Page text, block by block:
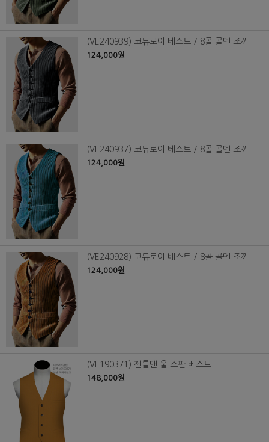
(VE240939) 코듀로이 베스트 / 8골 골덴 조끼
124,000원
(VE240937) 코듀로이 베스트 / 8골 골덴 조끼
124,000원
(VE240928) 코듀로이 베스트 / 8골 골덴 조끼
124,000원
(VE190371) 젠틀맨 울 스판 베스트
148,000원